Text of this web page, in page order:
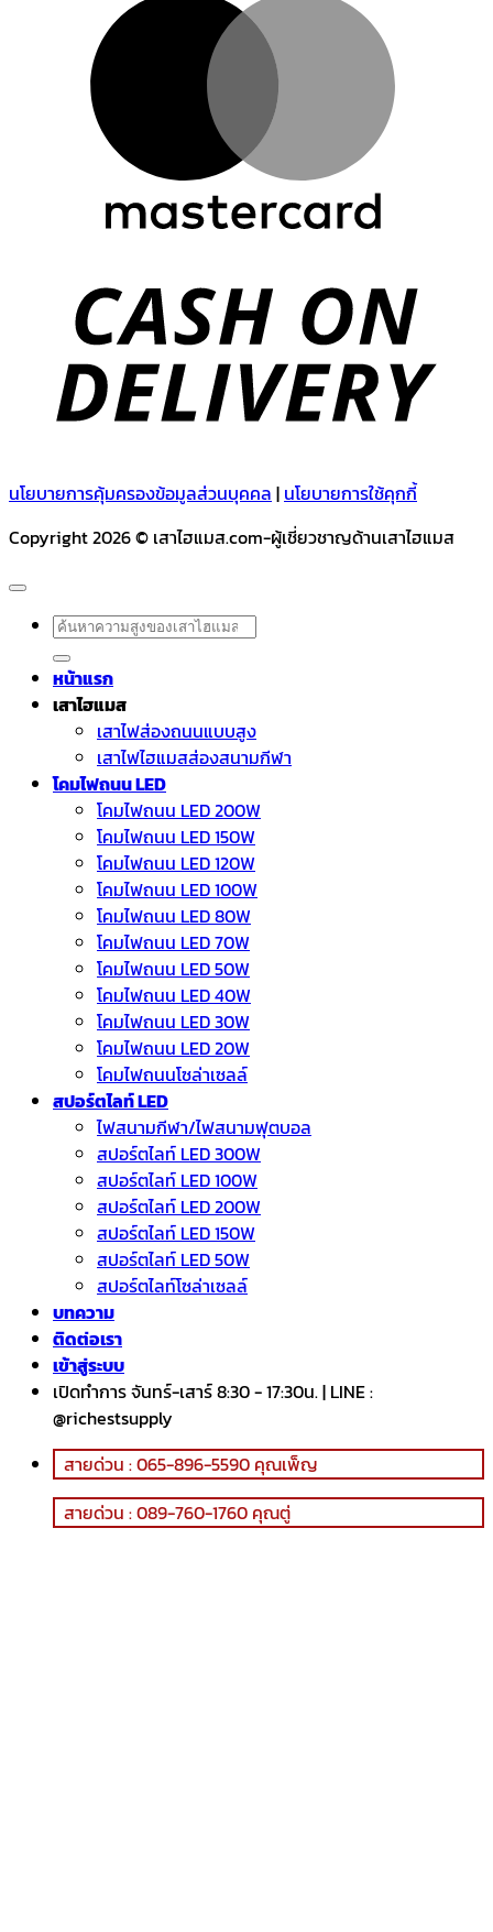
นโยบายการคุ้มครองข้อมูลส่วนบุคคล | นโยบายการใช้คุกกี้
Copyright 2026 © เสาไฮแมส.com-ผู้เชี่ยวชาญด้านเสาไฮแมส
ค้นหา:
หน้าแรก
เสาไฮแมส
เสาไฟส่องถนนแบบสูง
เสาไฟไฮแมสส่องสนามกีฬา
โคมไฟถนน LED
โคมไฟถนน LED 200W
โคมไฟถนน LED 150W
โคมไฟถนน LED 120W
โคมไฟถนน LED 100W
โคมไฟถนน LED 80W
โคมไฟถนน LED 70W
โคมไฟถนน LED 50W
โคมไฟถนน LED 40W
โคมไฟถนน LED 30W
โคมไฟถนน LED 20W
โคมไฟถนนโซล่าเซลล์
สปอร์ตไลท์ LED
ไฟสนามกีฬา/ไฟสนามฟุตบอล
สปอร์ตไลท์ LED 300W
สปอร์ตไลท์ LED 100W
สปอร์ตไลท์ LED 200W
สปอร์ตไลท์ LED 150W
สปอร์ตไลท์ LED 50W
สปอร์ตไลท์โซล่าเซลล์
บทความ
ติดต่อเรา
เข้าสู่ระบบ
เปิดทำการ จันทร์-เสาร์ 8:30 - 17:30น. | LINE :
@richestsupply
สายด่วน : 065-896-5590 คุณเพ็ญ
สายด่วน : 089-760-1760 คุณตู่